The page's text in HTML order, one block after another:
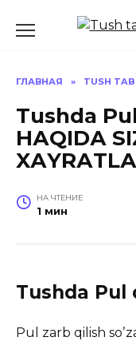
ГЛАВНАЯ » TUSH
Tushda
HАQIDА
НА ЧТЕНИЕ
1 мин
Tushda Pul
Pul zarb qilish